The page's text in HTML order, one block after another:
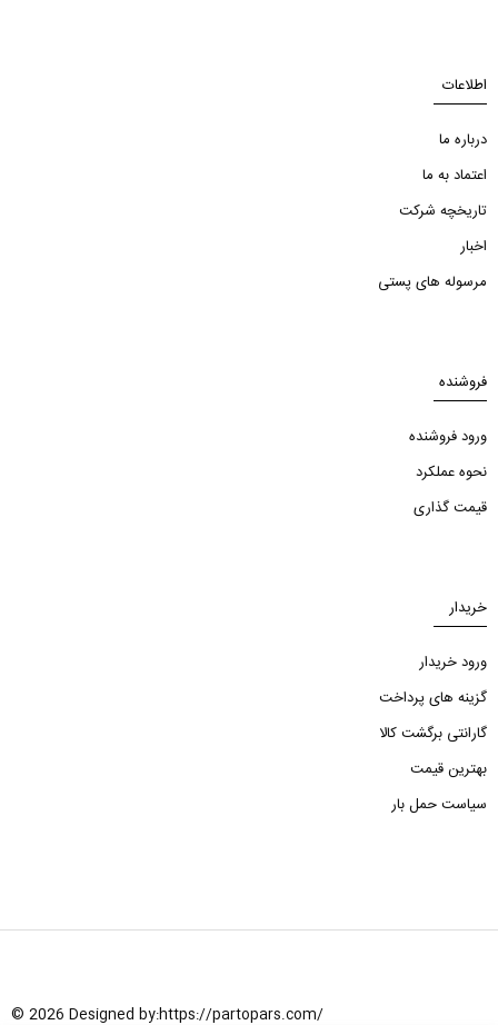
اطلاعات
درباره ما
اعتماد به ما
تاریخچه شرکت
اخبار
مرسوله های پستی
فروشنده
ورود فروشنده
نحوه عملکرد
قیمت گذاری
خریدار
ورود خریدار
گزینه های پرداخت
گارانتی برگشت کالا
بهترین قیمت
سیاست حمل بار
© 2026 Designed by:https://partopars.com/